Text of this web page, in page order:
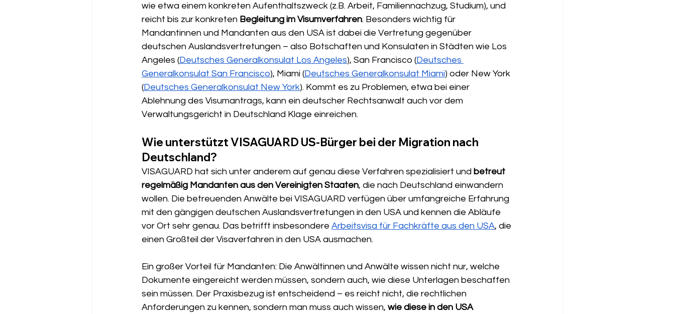
wie etwa einem konkreten Aufenthaltszweck (z.B. Arbeit, Familiennachzug, Studium), und
reicht bis zur konkreten Begleitung im Visumverfahren. Besonders wichtig für
Mandantinnen und Mandanten aus den USA ist dabei die Vertretung gegenüber
deutschen Auslandsvertretungen – also Botschaften und Konsulaten in Städten wie Los
Angeles (Deutsches Generalkonsulat Los Angeles), San Francisco (Deutsches
Generalkonsulat San Francisco), Miami (Deutsches Generalkonsulat Miami) oder New York
(Deutsches Generalkonsulat New York). Kommt es zu Problemen, etwa bei einer
Ablehnung des Visumantrags, kann ein deutscher Rechtsanwalt auch vor dem
Verwaltungsgericht in Deutschland Klage einreichen.
Wie unterstützt VISAGUARD US-Bürger bei der Migration nach
Deutschland?
VISAGUARD hat sich unter anderem auf genau diese Verfahren spezialisiert und betreut
regelmäßig Mandanten aus den Vereinigten Staaten, die nach Deutschland einwandern
wollen. Die betreuenden Anwälte bei VISAGUARD verfügen über umfangreiche Erfahrung
mit den gängigen deutschen Auslandsvertretungen in den USA und kennen die Abläufe
vor Ort sehr genau. Das betrifft insbesondere Arbeitsvisa für Fachkräfte aus den USA, die
einen Großteil der Visaverfahren in den USA ausmachen.
Ein großer Vorteil für Mandanten: Die Anwältinnen und Anwälte wissen nicht nur, welche
Dokumente eingereicht werden müssen, sondern auch, wie diese Unterlagen beschaffen
sein müssen. Der Praxisbezug ist entscheidend – es reicht nicht, die rechtlichen
Anforderungen zu kennen, sondern man muss auch wissen, wie diese in den USA